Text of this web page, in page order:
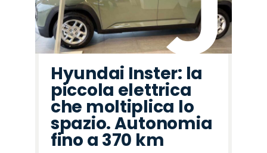
Hyundai Inster: la
piccola elettrica
che moltiplica lo
spazio. Autonomia
fino a 370 km